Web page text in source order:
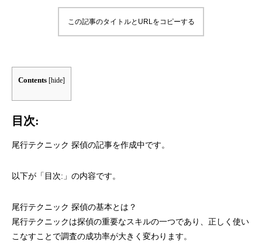
この記事のタイトルとURLをコピーする
Contents [hide]
目次:
尾行テクニック 探偵の記事を作成中です。
以下が「目次:」の内容です。
尾行テクニック 探偵の基本とは？
尾行テクニックは探偵の重要なスキルの一つであり、正しく使い
こなすことで調査の成功率が大きく変わります。